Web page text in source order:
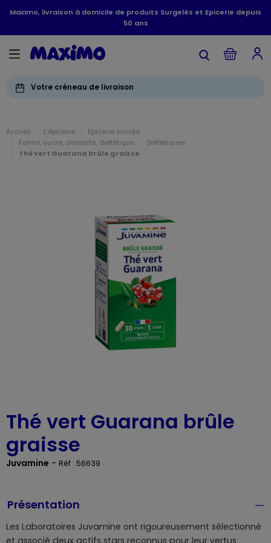
Maximo, livraison à domicile de produits Surgelés et Epicerie depuis
50 ans
Votre créneau de livraison
Accueil L'épicerie
Epicerie sucrée
Farine, sucre, desserts, diététique
Diététiques
Thé vert Guarana brûle graisse
Thé vert Guarana brûle
graisse
Juvamine - Réf : 56639
Présentation
Les Laboratoires Juvamine ont rigoureusement sélectionné
et associé deux actifs stars reconnus pour leur vertus